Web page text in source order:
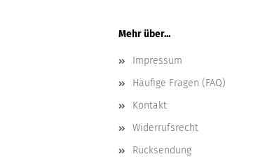
Mehr über...
Impressum
Häufige Fragen (FAQ)
Kontakt
Widerrufsrecht
Rücksendung